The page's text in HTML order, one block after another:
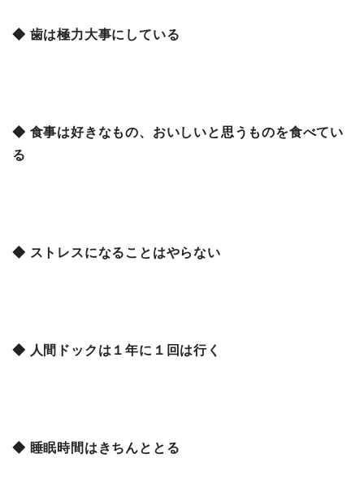
◆ 歯は極力大事にしている
◆ 食事は好きなもの、おいしいと思うものを食べてい
る
◆ ストレスになることはやらない
◆ 人間ドックは１年に１回は行く
◆ 睡眠時間はきちんととる